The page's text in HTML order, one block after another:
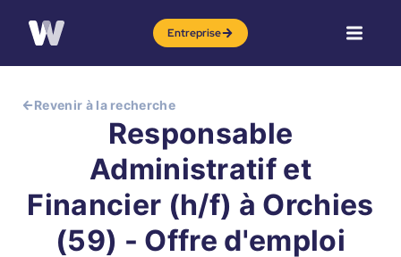
Entreprise
Revenir à la recherche
Responsable
Administratif et
Financier (h/f) à Orchies
(59) - Offre d'emploi